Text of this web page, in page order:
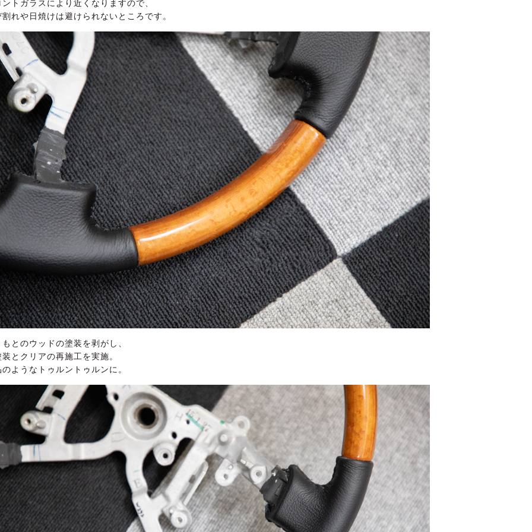
ントガラスにより近くなりますので、
割れや日焼けは避けられないところです。
もとのウッドの塗装を剥がし、
装とクリアの再施工を実施。
のようなトゥルントゥルンに。